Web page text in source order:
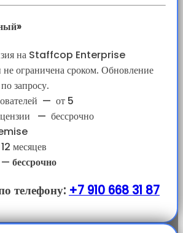
на Staffcop Enterprise
не ограничена сроком. Обновление
запросу.
— от 5
— бессрочно
месяцев
— бессрочно
телефону: +7 910 668 31 87